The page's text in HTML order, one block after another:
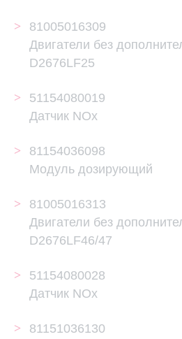
81005016309
Двигатели без
D2676LF25
51154080019
Датчик NOx
81154036098
Модуль дозирующий
81005016313
Двигатели без
D2676LF46/47
51154080028
Датчик NOx
81151036130